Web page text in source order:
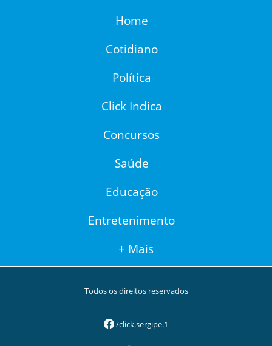
Home
Cotidiano
Política
Click Indica
Concursos
Saúde
Educação
Entretenimento
+ Mais
Todos os direitos reservados
/click.sergipe.1